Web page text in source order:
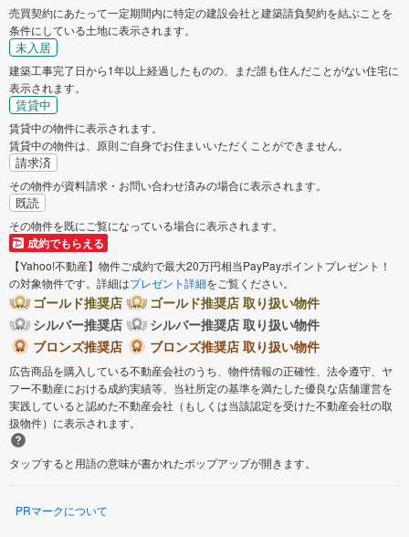
売買契約にあたって一定期間内に特定の建設会社と建築請負契約を結ぶことを
条件にしている土地に表示されます。
未入居
建築工事完了日から1年以上経過したものの、まだ誰も住んだことがない住宅に
表示されます。
賃貸中
賃貸中の物件に表示されます。
賃貸中の物件は、原則ご自身でお住まいいただくことができません。
請求済
その物件が資料請求・お問い合わせ済みの場合に表示されます。
既読
その物件を既にご覧になっている場合に表示されます。
成約でもらえる
【Yahoo!不動産】物件ご成約で最大20万円相当PayPayポイントプレゼント！
の対象物件です。詳細はプレゼント詳細をご覧ください。
ゴールド推奨店
ゴールド推奨店 取り扱い物件
シルバー推奨店
シルバー推奨店 取り扱い物件
ブロンズ推奨店
ブロンズ推奨店 取り扱い物件
広告商品を購入している不動産会社のうち、物件情報の正確性、法令遵守、ヤ
フー不動産における成約実績等、当社所定の基準を満たした優良な店舗運営を
実践していると認めた不動産会社（もしくは当該認定を受けた不動産会社の取
扱物件）に表示されます。
タップすると用語の意味が書かれたポップアップが開きます。
PRマークについて